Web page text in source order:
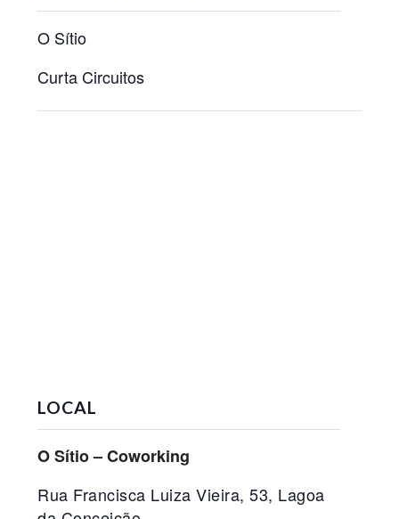
O Sítio
Curta Circuitos
LOCAL
O Sítio – Coworking
Rua Francisca Luiza Vieira, 53, Lagoa